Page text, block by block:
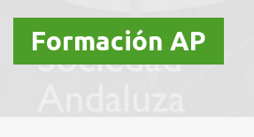
Formación AP